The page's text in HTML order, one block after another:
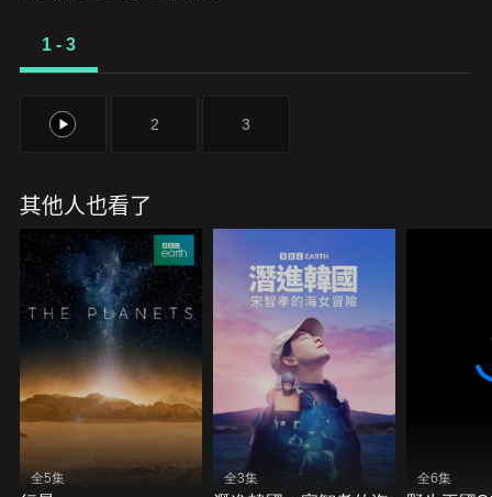
1 - 3
1 2 3
其他人也看了
全5集 全3集 全6集